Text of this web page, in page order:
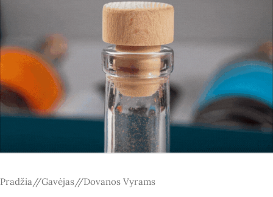
Pradžia/ Gavėjas/ Dovanos Vyrams